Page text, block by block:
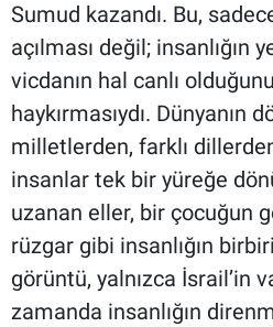
Sumud kazandı. Bu,
açılması değil; insanlığın
vicdanın hal canlı
haykırmasıydı. Dünyanın
milletlerden, farklı
insanlar tek bir yüreğe
uzanan eller, bir çocuğun
rüzgar gibi insanlığın
görüntü, yalnızca İsrail’in
zamanda insanlığın